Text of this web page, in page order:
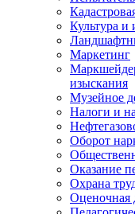
Культура и
Маркетинг
изыскания
Музейное
Налоги и
Оборот
Оказание
Охрана
Оценочная